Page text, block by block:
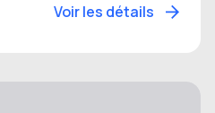
Voir les détails